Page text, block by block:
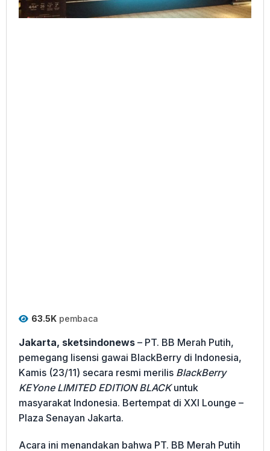
63.5K pembaca
Jakarta, sketsindonews – PT. BB Merah Putih,
pemegang lisensi gawai BlackBerry di Indonesia,
Kamis (23/11) secara resmi merilis BlackBerry
KEYone LIMITED EDITION BLACKuntuk
masyarakat Indonesia. Bertempat di XXI Lounge –
Plaza Senayan Jakarta.
Acara ini menandakan bahwa PT. BB Merah Putih